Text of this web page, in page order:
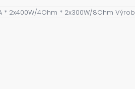
* 2x400W/4Ohm * 2x300W/8Ohm